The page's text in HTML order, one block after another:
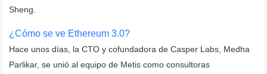
Sheng.
¿Cómo se ve Ethereum 3.0?
Hace unos días, la CTO y cofundadora de Casper Labs, Medha
Parlikar, se unió al equipo de Metis como consultoras